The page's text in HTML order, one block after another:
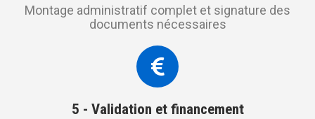
Montage administratif complet et signature des
documents nécessaires
5 - Validation et financement